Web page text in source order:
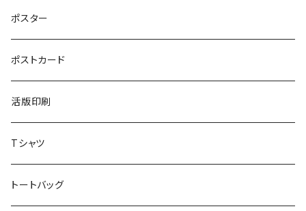
ポスター
ポストカード
活版印刷
Tシャツ
トートバッグ